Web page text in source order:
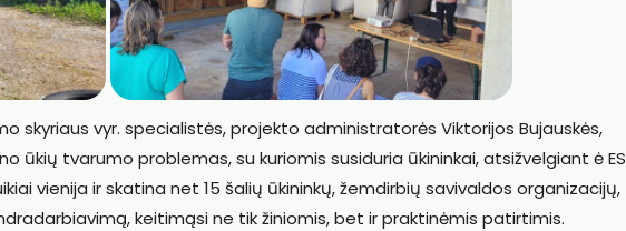
skyriaus vyr. specialistės, projekto administratorės Viktorijos Bujauskės,
ūkių tvarumo problemas, su kuriomis susiduria ūkininkai, atsižvelgiant ė ES
vienija ir skatina net 15 šalių ūkininkų, žemdirbių savivaldos organizacijų,
keitimąsi ne tik žiniomis, bet ir praktinėmis patirtimis.